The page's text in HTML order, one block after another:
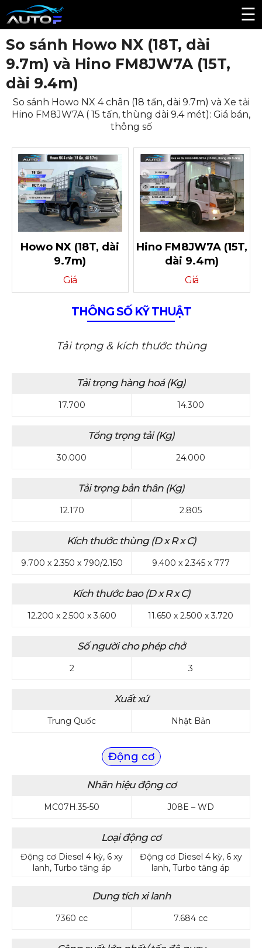
☰
So sánh Howo NX (18T, dài
9.7m) và Hino FM8JW7A (15T,
dài 9.4m)
So sánh Howo NX 4 chân (18 tấn, dài 9.7m) và Xe tải
Hino FM8JW7A ( 15 tấn, thùng dài 9.4 mét): Giá bán,
thông số
Howo NX (18T, dài
9.7m)
Giá
Hino FM8JW7A (15T,
dài 9.4m)
Giá
THÔNG SỐ KỸ THUẬT
Tải trọng & kích thước thùng
Tải trọng hàng hoá (Kg)
17.700 14.300
Tổng trọng tải (Kg)
30.000 24.000
Tải trọng bản thân (Kg)
12.170 2.805
Kích thước thùng (D x R x C)
9.700 x 2.350 x 790/2.150 9.400 x 2.345 x 777
Kích thước bao (D x R x C)
12.200 x 2.500 x 3.600 11.650 x 2.500 x 3.720
Số người cho phép chở
2 3
Xuất xứ
Trung Quốc Nhật Bản
Động cơ
Nhãn hiệu động cơ
MC07H.35-50 J08E – WD
Loại động cơ
Động cơ Diesel 4 kỳ, 6 xy
lanh, Turbo tăng áp
Động cơ Diesel 4 kỳ, 6 xy
lanh, Turbo tăng áp
Dung tích xi lanh
7360 cc 7.684 cc